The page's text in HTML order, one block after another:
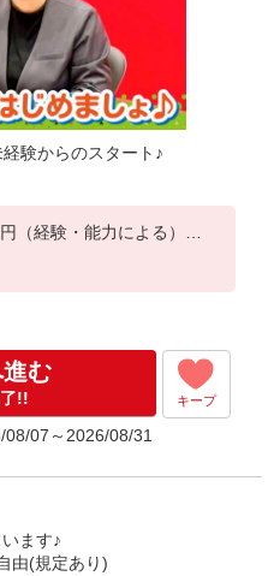
験からのスタート♪
（経験・能力による）
ンセンティブが加算・賞
平均残業時間：10h/月）
り）
○。・゜+゜
定有)
有)
・゜+゜
む
!! キープ
07～2026/08/31
ます♪
由(規定あり)